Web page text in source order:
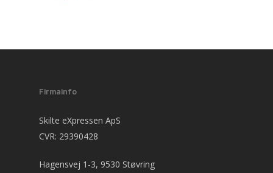
Firmainfo
Skilte eXpressen ApS
CVR: 29390428
Hagensvej 1-3, 9530 Støvring